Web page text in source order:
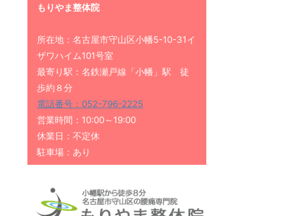
もりやま整体院
所在地：名古屋市守山区小幡5-10-31イ
ザワハイム101号室
最寄り駅：名鉄瀬戸線「小幡」駅 徒
歩約８分
電話番号：052-796-2225
営業時間：10:00～19:00
休業日：不定休
駐車場：あり